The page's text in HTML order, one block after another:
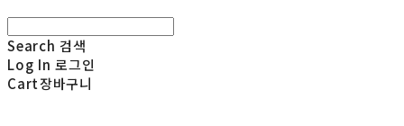
Search 검색
Log In 로그인
Cart장바구니